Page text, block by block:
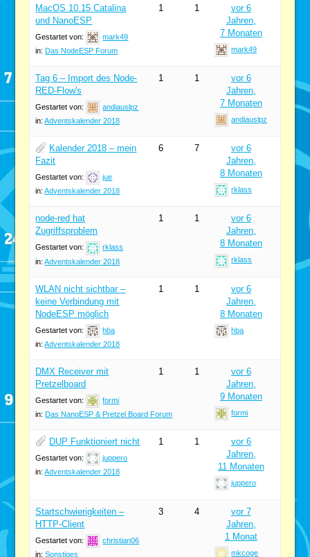
MacOS 10.15 Catalina
und NanoESP
Gestartet von:
mark49
in: Das NodeESP Forum
1 1
vor 6
Jahren,
7 Monaten
mark49
Tag 6 – Import des Node-
RED-Flow's
Gestartet von:
andiauslpz
in:Adventskalender 2018
1 1
vor 6
Jahren,
7 Monaten
andiauslpz
Kalender 2018 – mein
Fazit
Gestartet von:
jue
in:Adventskalender 2018
6 7
vor 6
Jahren,
8 Monaten
rklass
node-red hat
Zugriffsproblem
Gestartet von:
rklass
in:Adventskalender 2018
1 1
vor 6
Jahren,
8 Monaten
rklass
WLAN nicht sichtbar –
keine Verbindung mit
NodeESP möglich
Gestartet von:
hba
in:Adventskalender 2018
1 1
vor 6
Jahren,
8 Monaten
hba
DMX Receiver mit
Pretzelboard
Gestartet von:
formi
in:Das NanoESP & Pretzel Board Forum
1 1
vor 6
Jahren,
9 Monaten
formi
DUP Funktioniert nicht
Gestartet von:
juppero
in:Adventskalender 2018
1 1
vor 6
Jahren,
11 Monaten
juppero
Startschwierigkeiten –
HTTP-Client
Gestartet von:
christian06
in:Sonstiges
3 4
vor 7
Jahren,
1 Monat
mkcoge